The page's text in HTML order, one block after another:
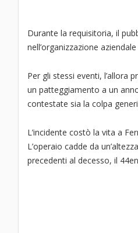
Durante la requisitoria, il
nell’organizzazione
Per gli stessi eventi, l’allora
un patteggiamento a un
contestate sia la colpa
L’incidente costò la vita a
L’operaio cadde da
precedenti al decesso, il